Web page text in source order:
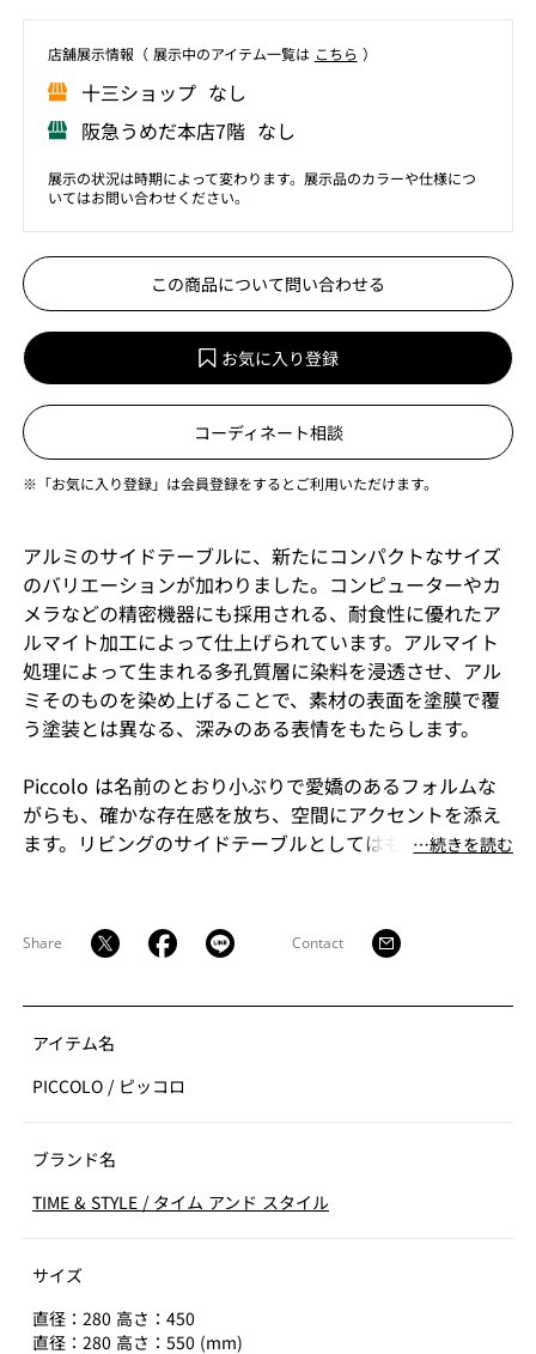
店舗展⽰情報（ 展⽰中のアイテム⼀覧は こちら ）
⼗三ショップ なし
阪急うめだ本店7階 なし
展示の状況は時期によって変わります。展示品のカラーや仕様につ
いてはお問い合わせください。
この商品について問い合わせる
お気に入り登録
コーディネート相談
※「お気に入り登録」は会員登録をするとご利用いただけます。
アルミのサイドテーブルに、新たにコンパクトなサイズ
のバリエーションが加わりました。コンピューターやカ
メラなどの精密機器にも採用される、耐食性に優れたア
ルマイト加工によって仕上げられています。アルマイト
処理によって生まれる多孔質層に染料を浸透させ、アル
ミそのものを染め上げることで、素材の表面を塗膜で覆
う塗装とは異なる、深みのある表情をもたらします。
Piccolo は名前のとおり小ぶりで愛嬌のあるフォルムな
がらも、確かな存在感を放ち、空間にアクセントを添え
ます。リビングのサイドテーブルとしてはもちろん、ベ
種類の高さで展開され、機能性とデザイン性を兼ね備え
ています。
⋯続きを読む
Share Contact
アイテム名
PICCOLO / ピッコロ
ブランド名
TIME & STYLE / タイム アンド スタイル
サイズ
直径：280 高さ：450
直径：280 高さ：550 (mm)